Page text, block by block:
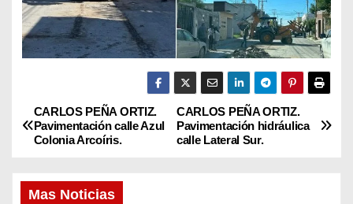
N
v
CARLOS PEÑA ORTIZ.
Pavimentación hidráulica
calle Lateral Sur.
CARLOS PEÑA ORTIZ.
Pavimentación calle Azul
Colonia Arcoíris.
Mas Noticias